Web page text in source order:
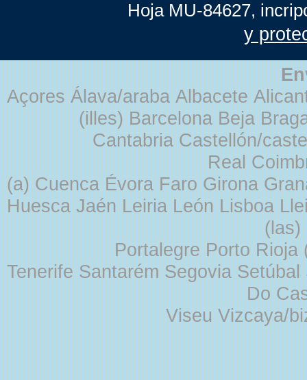
Hoja MU-84627,
y
Açores Álava/araba Albacete
(illes) Barcelona Beja
Cantabria Castellón/
Real
(a) Cuenca Évora Faro Girona
Huesca Jaén Leiria León Lisboa
Portalegre Porto
Tenerife Santarém Segovia
Do
Viseu Vizcaya/